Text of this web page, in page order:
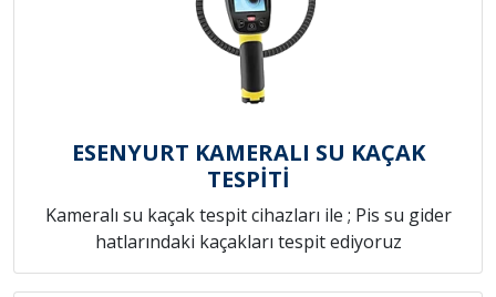
ESENYURT KAMERALI SU KAÇAK
TESPİTİ
Kameralı su kaçak tespit cihazları ile ; Pis su gider
hatlarındaki kaçakları tespit ediyoruz